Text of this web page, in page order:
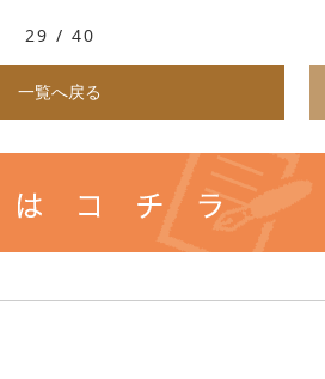
29 / 40
一覧へ戻る